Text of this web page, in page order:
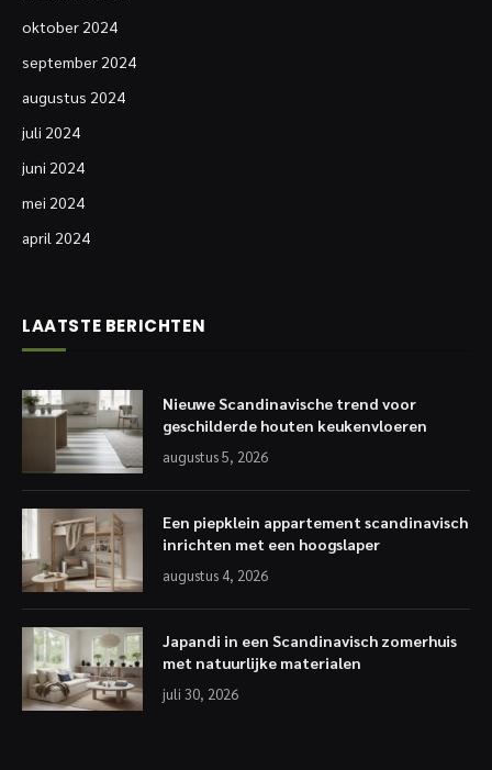
oktober 2024
september 2024
augustus 2024
juli 2024
juni 2024
mei 2024
april 2024
LAATSTE BERICHTEN
Nieuwe Scandinavische trend voor
geschilderde houten keukenvloeren
augustus 5, 2026
Een piepklein appartement scandinavisch
inrichten met een hoogslaper
augustus 4, 2026
Japandi in een Scandinavisch zomerhuis
met natuurlijke materialen
juli 30, 2026